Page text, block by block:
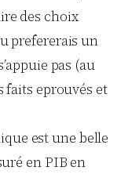
des choix
prefererais un
pas (au
faits eprouvés et
est une belle
en PIB en